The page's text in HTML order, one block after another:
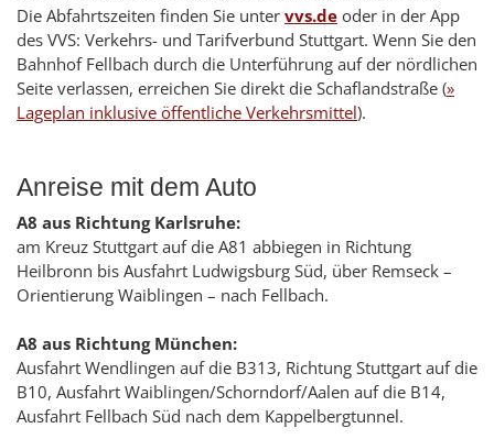
Die Abfahrtszeiten finden Sie unter vvs.de oder in der App
des VVS: Verkehrs- und Tarifverbund Stuttgart. Wenn Sie den
Bahnhof Fellbach durch die Unterführung auf der nördlichen
Seite verlassen, erreichen Sie direkt die Schaflandstraße (»
Lageplan inklusive öffentliche Verkehrsmittel).
Anreise mit dem Auto
A8 aus Richtung Karlsruhe:
am Kreuz Stuttgart auf die A81 abbiegen in Richtung
Heilbronn bis Ausfahrt Ludwigsburg Süd, über Remseck –
Orientierung Waiblingen – nach Fellbach.
A8 aus Richtung München:
Ausfahrt Wendlingen auf die B313, Richtung Stuttgart auf die
B10, Ausfahrt Waiblingen/Schorndorf/Aalen auf die B14,
Ausfahrt Fellbach Süd nach dem Kappelbergtunnel.